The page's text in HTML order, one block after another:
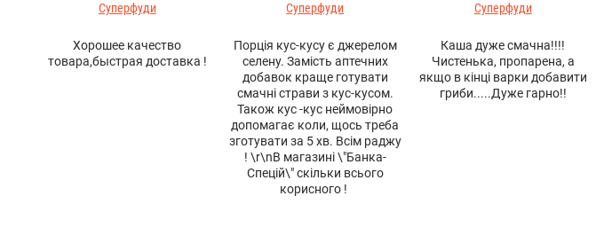
Суперфуди
Хорошее качество
товара,быстрая доставка !
Суперфуди
Порція кус-кусу є джерелом
селену. Замість аптечних
добавок краще готувати
смачні страви з кус-кусом.
Також кус -кус неймовірно
допомагає коли, щось треба
зготувати за 5 хв. Всім раджу
! \r\nВ магазині \"Банка-
Спецій\" скільки всього
корисного !
Суперфуди
Каша дуже смачна!!!!
Чистенька, пропарена, а
якщо в кінці варки добавити
гриби.....Дуже гарно!!